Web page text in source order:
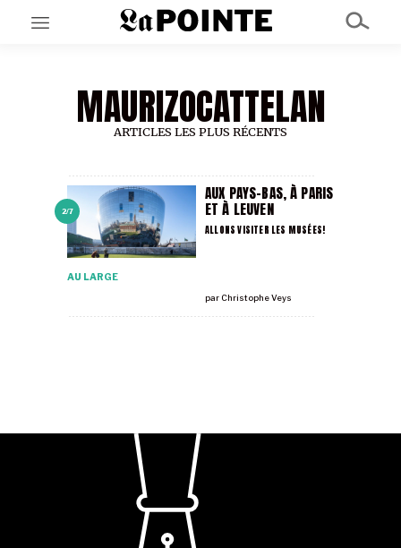
EN CE MOMENT
GRAND ANGLE
AU LARGE
À PROPOS
NOS PARTENAIRES
SOUTENEZ NOUS
MAURIZOCATTELAN
ARTICLES LES PLUS RÉCENTS
2/7
AUX PAYS-BAS, À PARIS
ET À LEUVEN
ALLONS VISITER LES MUSÉES!
AU LARGE
par Christophe Veys